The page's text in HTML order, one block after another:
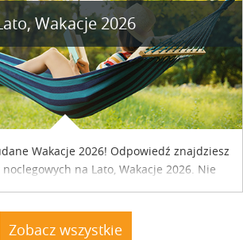
Wakacje 2026
Wakacje 2026! Odpowiedź znajdziesz
na Lato, Wakacje 2026. Nie
Zobacz wszystkie